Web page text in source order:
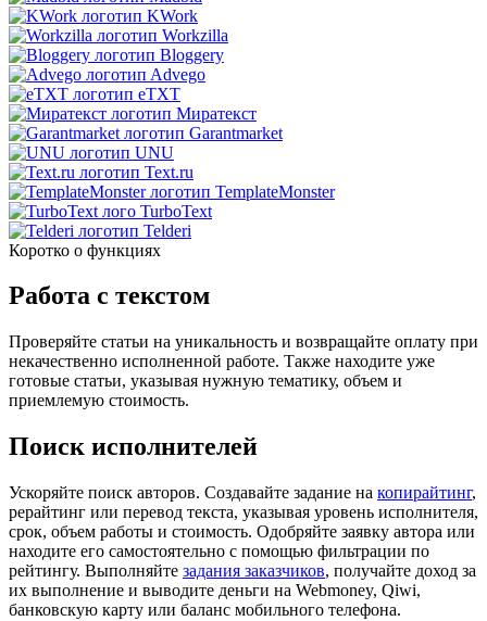
KWork
Workzilla
Bloggery
Advego
eTXT
Миратекст
Garantmarket
UNU
Text.ru
TemplateMonster
TurboText
Telderi
Коротко о функциях
Работа с текстом
Проверяйте статьи на уникальность и возвращайте оплату при
некачественно исполненной работе. Также находите уже
готовые статьи, указывая нужную тематику, объем и
приемлемую стоимость.
Поиск исполнителей
Ускоряйте поиск авторов. Создавайте задание на копирайтинг,
рерайтинг или перевод текста, указывая уровень исполнителя,
срок, объем работы и стоимость. Одобряйте заявку автора или
находите его самостоятельно с помощью фильтрации по
рейтингу. Выполняйте задания заказчиков, получайте доход за
их выполнение и выводите деньги на Webmoney, Qiwi,
банковскую карту или баланс мобильного телефона.